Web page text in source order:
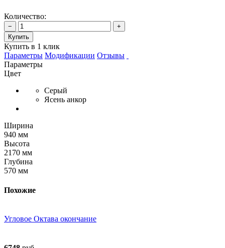
Количество:
−
+
Купить
Купить в 1 клик
Параметры Модификации Отзывы
Параметры
Цвет
Серый
Ясень анкор
Ширина
940 мм
Высота
2170 мм
Глубина
570 мм
Похожие
Угловое Октава окончание